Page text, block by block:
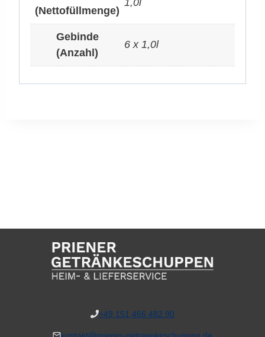
(Nettofüllmenge)
Gebinde
(Anzahl)
6 x 1,0l
+49 151 466 482 90